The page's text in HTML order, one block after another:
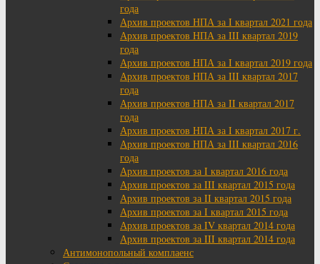
года
Архив проектов НПА за I квартал 2021 года
Архив проектов НПА за III квартал 2019
года
Архив проектов НПА за I квартал 2019 года
Архив проектов НПА за III квартал 2017
года
Архив проектов НПА за II квартал 2017
года
Архив проектов НПА за I квартал 2017 г.
Архив проектов НПА за III квартал 2016
года
Архив проектов за I квартал 2016 года
Архив проектов за III квартал 2015 года
Архив проектов за II квартал 2015 года
Архив проектов за I квартал 2015 года
Архив проектов за IV квартал 2014 года
Архив проектов за III квартал 2014 года
Антимонопольный комплаенс